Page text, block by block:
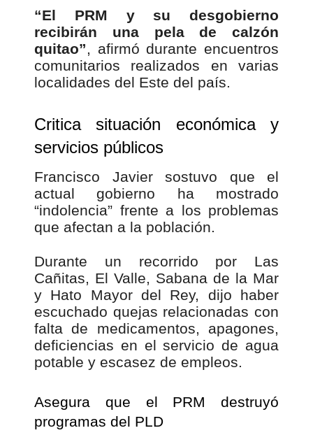
“El PRM y su desgobierno
recibirán una pela de calzón
quitao”, afirmó durante encuentros
comunitarios realizados en varias
localidades del Este del país.
Critica situación económica y
servicios públicos
Francisco Javier sostuvo que el
actual gobierno ha mostrado
“indolencia” frente a los problemas
que afectan a la población.
Durante un recorrido por Las
Cañitas, El Valle, Sabana de la Mar
y Hato Mayor del Rey, dijo haber
escuchado quejas relacionadas con
falta de medicamentos, apagones,
deficiencias en el servicio de agua
potable y escasez de empleos.
Asegura que el PRM destruyó
programas del PLD